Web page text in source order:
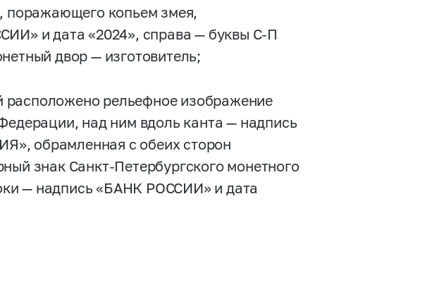
поражающего копьем змея,
и дата «2024», справа — буквы С-П
двор — изготовитель;
расположено рельефное изображение
над ним вдоль канта — надпись
обрамленная с обеих сторон
знак Санкт-Петербургского монетного
— надпись «БАНК РОССИИ» и дата